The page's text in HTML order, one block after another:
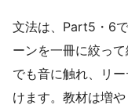
文法は、Part5・6
ーンを一冊に絞っ
でも音に触れ、リ
けます。教材は増や